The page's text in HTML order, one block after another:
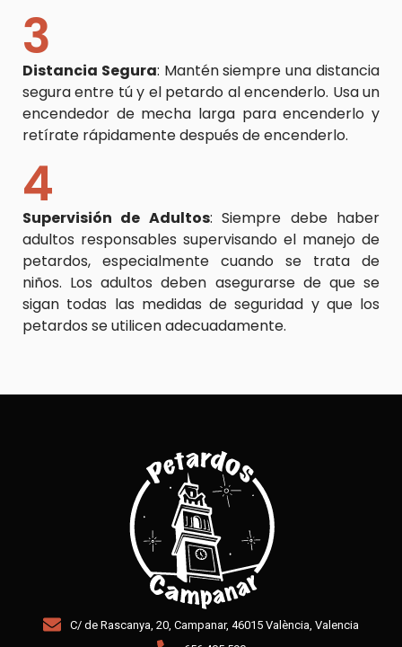
3
Distancia Segura: Mantén siempre una distancia
segura entre tú y el petardo al encenderlo. Usa un
encendedor de mecha larga para encenderlo y
retírate rápidamente después de encenderlo.
4
Supervisión de Adultos: Siempre debe haber
adultos responsables supervisando el manejo de
petardos, especialmente cuando se trata de
niños. Los adultos deben asegurarse de que se
sigan todas las medidas de seguridad y que los
petardos se utilicen adecuadamente.
C/ de Rascanya, 20, Campanar, 46015 València, Valencia